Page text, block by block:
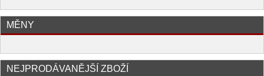
MĚNY
NEJPRODÁVANĚJŠÍ ZBOŽÍ